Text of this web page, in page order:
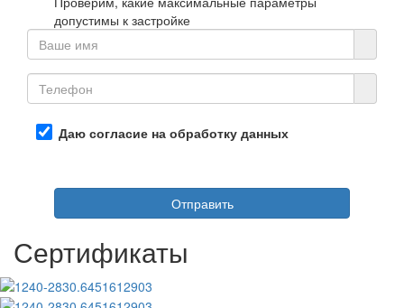
допустимы к застройке
Даю согласие на обработку данных
Отправить
Сертификаты